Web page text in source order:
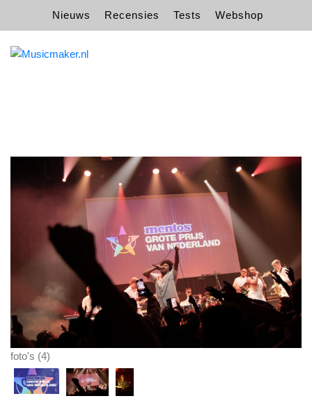
Nieuws Recensies Tests Webshop
foto's (4)